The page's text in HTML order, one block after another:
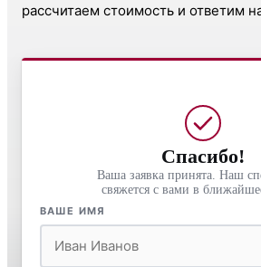
рассчитаем стоимость и ответим
Спасибо!
Ваша заявка принята. Наш
свяжется с вами в
ВАШЕ ИМЯ